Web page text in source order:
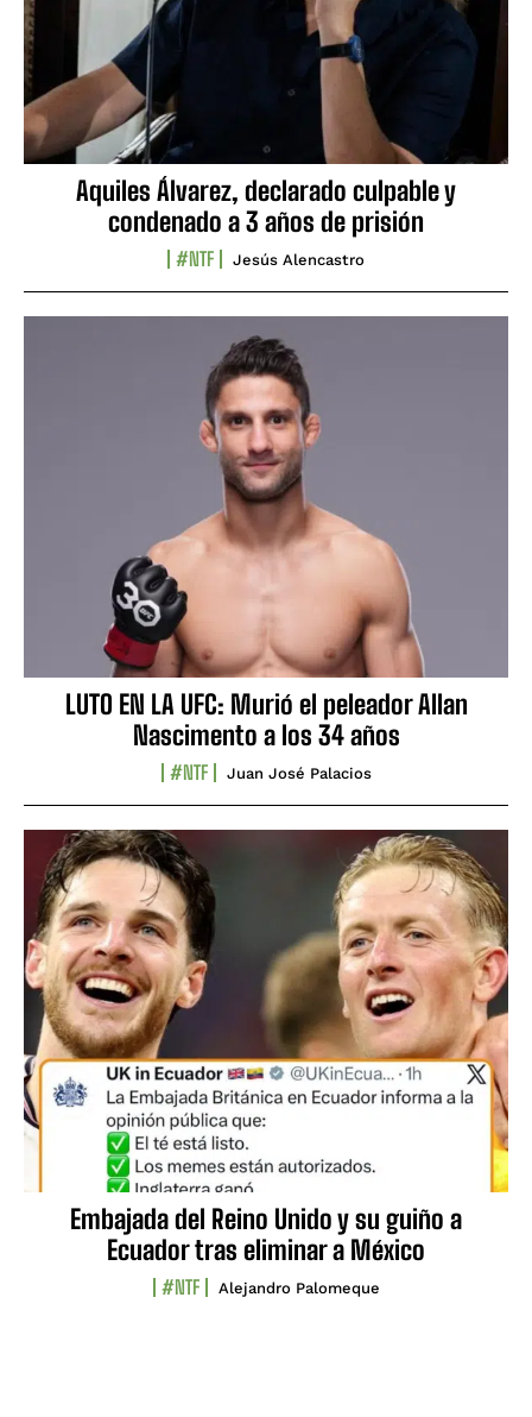
Aquiles Álvarez, declarado culpable y
condenado a 3 años de prisión
#NTF Jesús Alencastro
LUTO EN LA UFC: Murió el peleador Allan
Nascimento a los 34 años
#NTF Juan José Palacios
Embajada del Reino Unido y su guiño a
Ecuador tras eliminar a México
#NTF Alejandro Palomeque